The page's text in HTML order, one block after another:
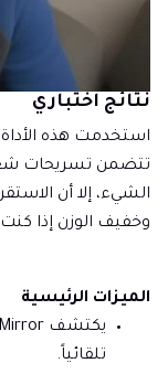
نتائج اختباري
استخدمت هذه الأداة
تتضمن تسريحات
الشيء، إلا أن
وخفيف الوزن إذا
الميزات الرئيسية
تلقائياً.